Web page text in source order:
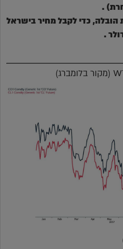
.
הובלה, כדי לקבל מחיר בישראל
.